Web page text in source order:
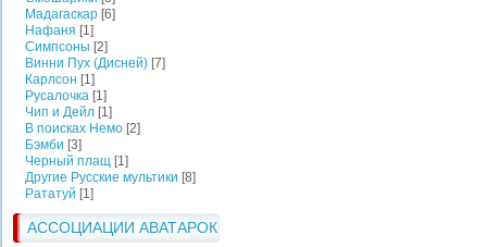
Мадагаскар [6]
Нафаня [1]
Симпсоны [2]
Винни Пух (Дисней) [7]
Карлсон [1]
Русалочка [1]
Чип и Дейл [1]
В поисках Немо [2]
Бэмби [3]
Черный плащ [1]
Другие Русские мультики [8]
Рататуй [1]
АССОЦИАЦИИ АВАТАРОК